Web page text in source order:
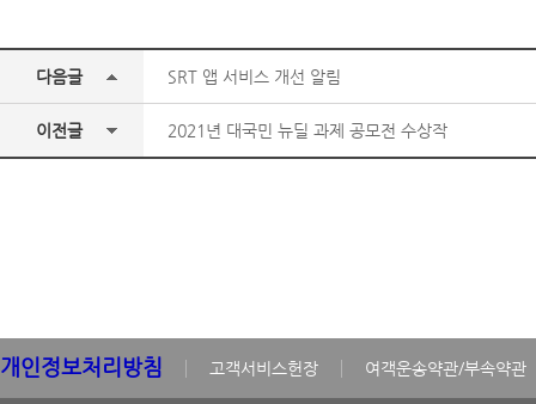
다음글 SRT 앱 서비스 개선 알림
이전글 2021년 대국민 뉴딜 과제 공모전 수상작
개인정보처리방침 고객서비스헌장 여객운송약관/부속약관